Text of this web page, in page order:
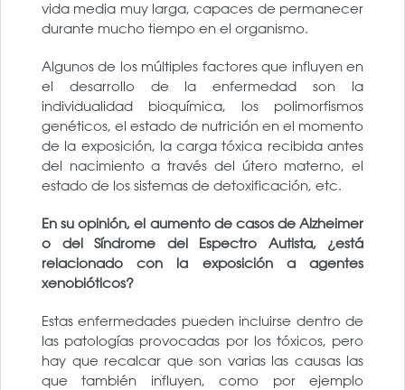
vida media muy larga, capaces de permanecer
durante mucho tiempo en el organismo.
Algunos de los múltiples factores que influyen en
el desarrollo de la enfermedad son la
individualidad bioquímica, los polimorfismos
genéticos, el estado de nutrición en el momento
de la exposición, la carga tóxica recibida antes
del nacimiento a través del útero materno, el
estado de los sistemas de detoxificación, etc.
En su opinión, el aumento de casos de Alzheimer
o del Síndrome del Espectro Autista, ¿está
relacionado con la exposición a agentes
xenobióticos?
Estas enfermedades pueden incluirse dentro de
las patologías provocadas por los tóxicos, pero
hay que recalcar que son varias las causas las
que también influyen, como por ejemplo